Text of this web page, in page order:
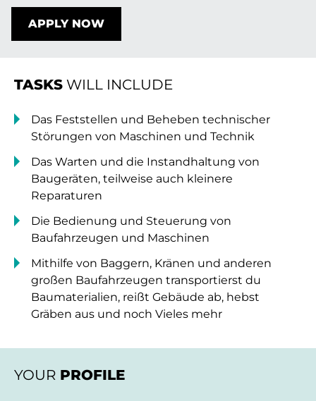
APPLY NOW
TASKS WILL INCLUDE
Das Feststellen und Beheben technischer
Störungen von Maschinen und Technik
Das Warten und die Instandhaltung von
Baugeräten, teilweise auch kleinere
Reparaturen
Die Bedienung und Steuerung von
Baufahrzeugen und Maschinen
Mithilfe von Baggern, Kränen und anderen
großen Baufahrzeugen transportierst du
Baumaterialien, reißt Gebäude ab, hebst
Gräben aus und noch Vieles mehr
YOUR PROFILE